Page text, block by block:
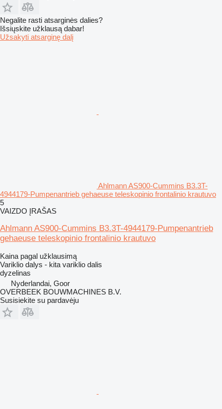
Negalite rasti atsarginės dalies?
Išsiųskite užklausą dabar!
Užsakyti atsarginę dalį
Ahlmann AS900-Cummins B3.3T-
4944179-Pumpenantrieb gehaeuse teleskopinio frontalinio krautuvo
5
VAIZDO ĮRAŠAS
Ahlmann AS900-Cummins B3.3T-4944179-Pumpenantrieb
gehaeuse teleskopinio frontalinio krautuvo
Kaina pagal užklausimą
Variklio dalys - kita variklio dalis
dyzelinas
Nyderlandai, Goor
OVERBEEK BOUWMACHINES B.V.
Susisiekite su pardavėju